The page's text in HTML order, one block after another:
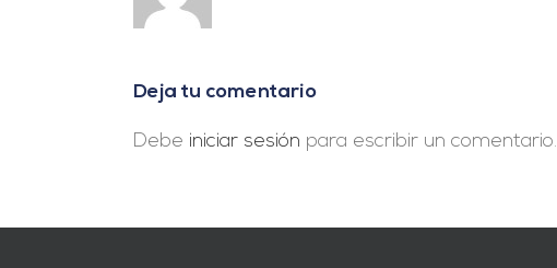
Deja tu comentario
Debe iniciar sesión para escribir un comentario.